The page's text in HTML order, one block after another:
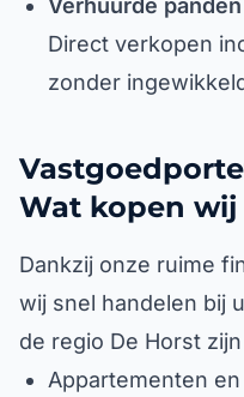
Verhuurde
Direct verkopen
zonder
Wat kopen wij
Dankzij onze ruime
wij snel handelen bij
de regio De Horst
Appartementen